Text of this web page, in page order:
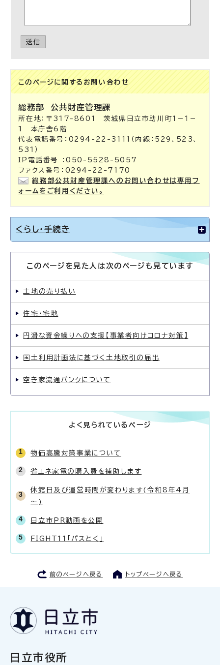
送信
このページに関する お問い合わせ
総務部 公共財産管理課
所在地：〒317-8601 茨城県日立市助川町1－1－
1 本庁舎6階
代表電話番号：0294-22-3111（内線：529、523、
531）
IP電話番号 ：050-5528-5057
ファクス番号：0294-22-7170
総務部公共財産管理課へのお問い合わせは専用フ
ォームをご利用ください。
くらし・手続き
このページを見た人は次のページも見ています
土地の売り払い
住宅・宅地
円滑な資金繰りへの支援【事業者向けコロナ対策】
国土利用計画法に基づく土地取引の届出
空き家流通バンクについて
よく見られているページ
物価高騰対策事業について
省エネ家電の購入費を補助します
休館日及び運営時間が変わります(令和8年4月
～)
日立市PR動画を公開
FIGHT11「パスとく」
前のページへ戻る トップページへ戻る
日立市役所